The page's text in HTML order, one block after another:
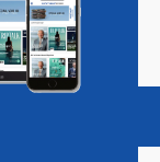
Vacatures